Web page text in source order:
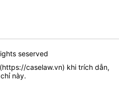
seserved
https://caselaw.vn) khi trích dẫn,
này.